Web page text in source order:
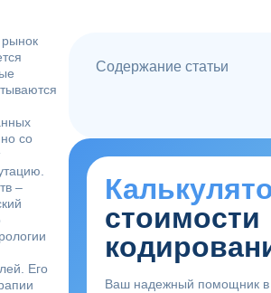
со
–
Его
Содержание статьи
стоимости
Ваш надежный помощник